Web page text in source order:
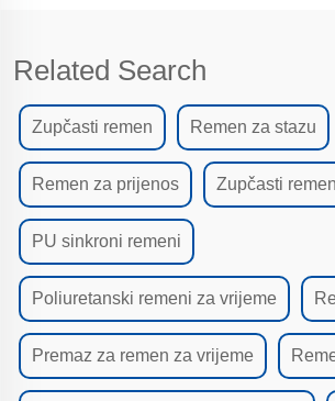
Related Search
Zupčasti remen Remen za stazu
Remen za prijenos Zupčasti remen
PU sinkroni remeni
Poliuretanski remeni za vrijeme
Premaz za remen za vrijeme